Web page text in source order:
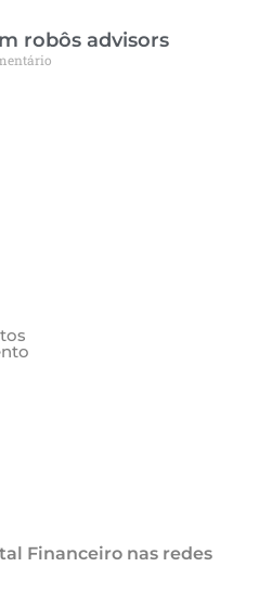
robôs advisors
Financeiro nas redes